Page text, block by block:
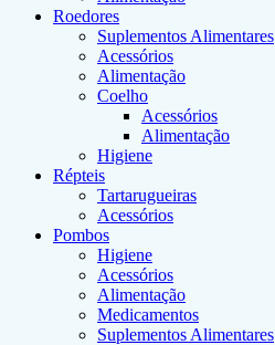
Roedores
Suplementos Alimentares
Acessórios
Alimentação
Coelho
Acessórios
Alimentação
Higiene
Répteis
Tartarugueiras
Acessórios
Pombos
Higiene
Acessórios
Alimentação
Medicamentos
Suplementos Alimentares